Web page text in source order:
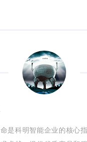
是科明智能企业的核心